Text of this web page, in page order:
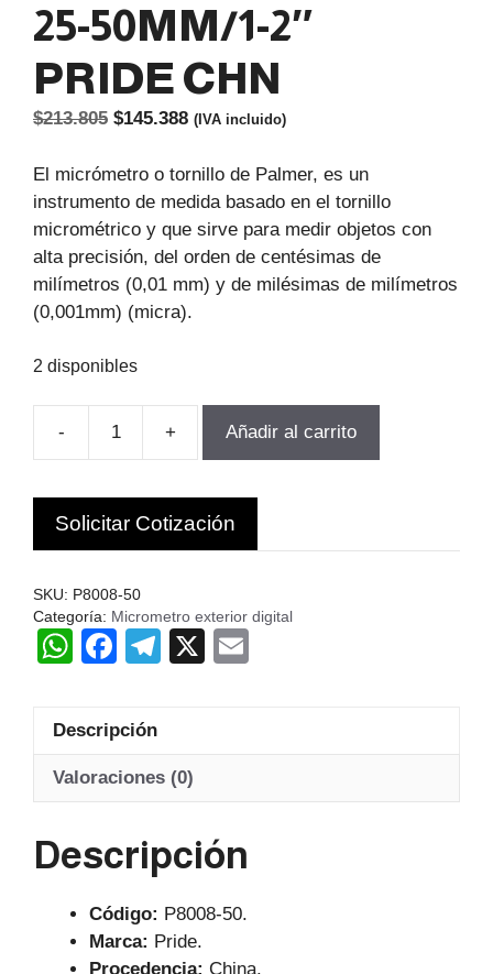
25-50MM/1-2″
PRIDE CHN
$213.805 El
original
era:
$213.805.
$145.388El
actual
es:
$145.388.
(IVA incluido)
El micrómetro o tornillo de Palmer, es un
instrumento de medida basado en el tornillo
micrométrico y que sirve para medir objetos con
alta precisión, del orden de centésimas de
milímetros (0,01 mm) y de milésimas de milímetros
(0,001mm) (micra).
2 disponibles
-
MICROMETRO
DIGITAL
25-
50MM/1-
PRIDE
CHN
cantidad
+ Añadir al carrito
Solicitar Cotización
SKU: P8008-50
Categoría: Micrometro exterior digital
W
at
s
A
p
F
c
e
b
o
T
gr
a
X
Descripción
Valoraciones (0)
Descripción
Código: P8008-50.
Marca: Pride.
Procedencia: China.